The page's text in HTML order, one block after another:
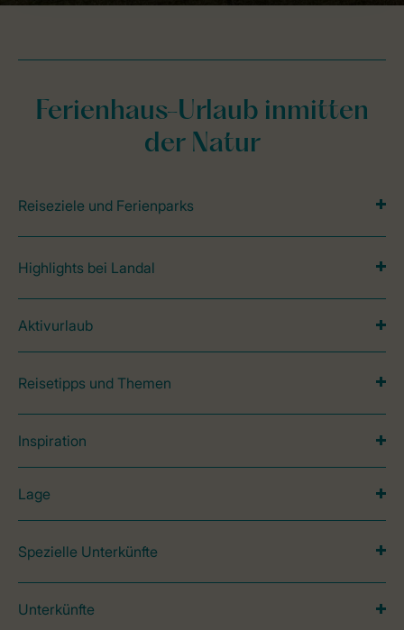
Ferienhaus-Urlaub inmitten
der Natur
Reiseziele und Ferienparks
Highlights bei Landal
Aktivurlaub
Reisetipps und Themen
Inspiration
Lage
Spezielle Unterkünfte
Unterkünfte